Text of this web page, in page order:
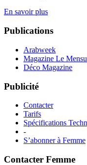
En savoir plus
Publications
Arabweek
Magazine Le
Déco Magazine
Publicité
Contacter
Tarifs
Spécifications
-
S’abonner à Femme
Contacter Femme